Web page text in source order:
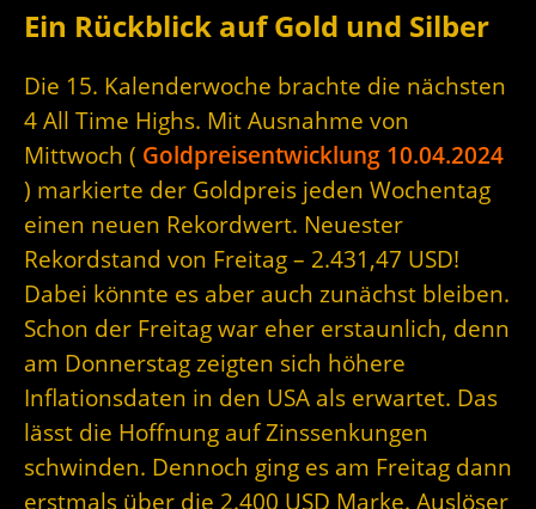
Ein Rückblick auf Gold und Silber
Die 15. Kalenderwoche brachte die nächsten
4 All Time Highs. Mit Ausnahme von
Mittwoch ( Goldpreisentwicklung 10.04.2024
) markierte der Goldpreis jeden Wochentag
einen neuen Rekordwert. Neuester
Rekordstand von Freitag – 2.431,47 USD!
Dabei könnte es aber auch zunächst bleiben.
Schon der Freitag war eher erstaunlich, denn
am Donnerstag zeigten sich höhere
Inflationsdaten in den USA als erwartet. Das
lässt die Hoffnung auf Zinssenkungen
schwinden. Dennoch ging es am Freitag dann
erstmals über die 2.400 USD Marke. Auslöser